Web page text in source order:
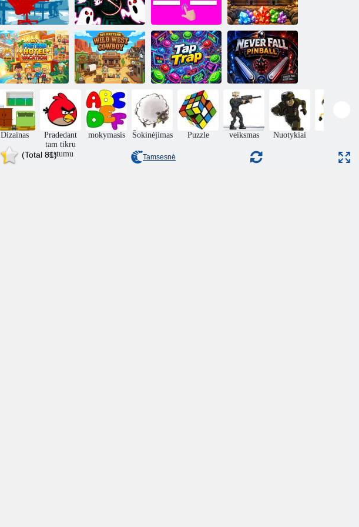
Cyrkam Airtos
Kovok su
vaiduokliais
Bakstelėkite Aš
Brangakmenių
lašas
„My Pretend“
atostogos
viešbutyje
Mano
apsimestinis
laukinių vakarų
kaubojus
Bakstelėkite
Spąstai
Never Fall
Pinball
Dizainas
Pradedant
tam tikru
atstumu
mokymasis Šokinėjimas Puzzle veiksmas Nuotykiai
(Total 81) Tamsesnė